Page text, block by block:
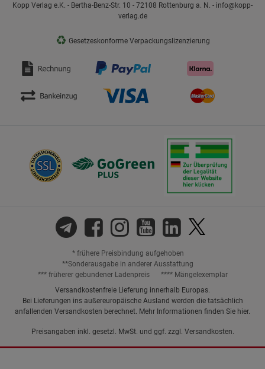
Kopp Verlag e.K. - Bertha-Benz-Str. 10 - 72108 Rottenburg a. N. - info@kopp-
verlag.de
♻ Gesetzeskonforme Verpackungslizenzierung
* frühere Preisbindung aufgehoben
**Sonderausgabe in anderer Ausstattung
*** früherer gebundener Ladenpreis
**** Mängelexemplar
Versandkostenfreie Lieferung innerhalb Europas.
Bei Lieferungen ins außereuropäische Ausland werden die tatsächlich
anfallenden Versandkosten berechnet. Mehr Informationen finden Sie hier.
Preisangaben inkl. gesetzl. MwSt. und ggf. zzgl. Versandkosten.